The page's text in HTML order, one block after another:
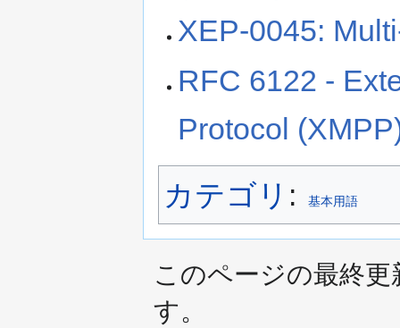
XEP-0045:
RFC 6122 -
Protocol
カテゴリ : 基本用語
このページの最終
す。